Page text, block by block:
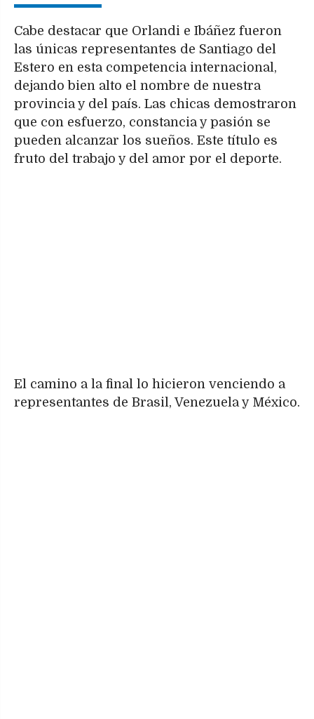
Cabe destacar que Orlandi e Ibáñez fueron
las únicas representantes de Santiago del
Estero en esta competencia internacional,
dejando bien alto el nombre de nuestra
provincia y del país. Las chicas demostraron
que con esfuerzo, constancia y pasión se
pueden alcanzar los sueños. Este título es
fruto del trabajo y del amor por el deporte.
El camino a la final lo hicieron venciendo a
representantes de Brasil, Venezuela y México.